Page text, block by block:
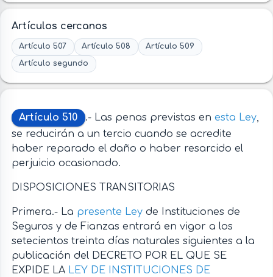
Artículos cercanos
Artículo 507 Artículo 508
Artículo 509
Artículo segundo
Artículo 510 .- Las penas previstas en esta Ley,
se reducirán a un tercio cuando se acredite
haber reparado el daño o haber resarcido el
perjuicio ocasionado.
DISPOSICIONES TRANSITORIAS
Primera.- La presente Leyde Instituciones de
Seguros y de Fianzas entrará en vigor a los
setecientos treinta días naturales siguientes a la
publicación del DECRETO POR EL QUE SE
EXPIDE LA LEY DE INSTITUCIONES DE